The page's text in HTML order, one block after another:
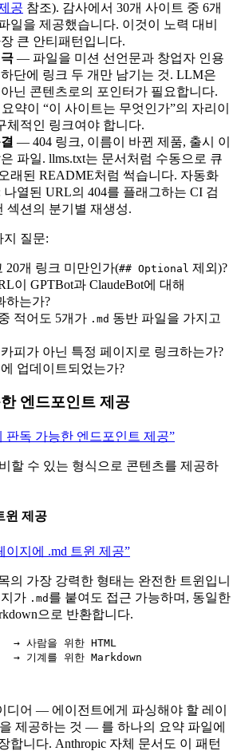
공 참조). 감사에서 30개 사이트 중 6개
일을 제공했습니다. 이것이 노력 대비
큰 안티패턴입니다.
— 파일을 미션 선언문과 창업자 인용
단에 링크 두 개만 남기는 것. LLM은
닌 콘텐츠로의 포인터가 필요합니다.
약이 “이 사이트는 무엇인가”의 자리이
체적인 링크여야 합니다.
— 404 링크, 이름이 바뀐 제품, 출시 이
파일. llms.txt는 문서처럼 수동으로 큐
래된 README처럼 썩습니다. 자동화
나열된 URL의 404를 플래그하는 CI 검
섹션의 분기별 재생성.
지 질문:
20개 링크 미만인가(## Optional 제외)?
이 GPTBot과 ClaudeBot에 대해
하는가?
적어도 5개가 .md 동반 파일을 가지고
피가 아닌 특정 페이지로 링크하는가?
업데이트되었는가?
엔드포인트 제공
판독 가능한 엔드포인트 제공”
할 수 있는 형식으로 콘텐츠를 제공하
윈 제공
이지에 .md 트윈 제공”
의 가장 강력한 형태는 완전한 트윈입니
가 .md 를 붙여도 접근 가능하며, 동일한
으로 반환합니다.
사람을 위한 HTML
→ 기계를 위한 Markdown
디어 — 에이전트에게 파싱해야 할 레이
제공하는 것 — 를 하나의 요약 파일에
합니다. Anthropic 자체 문서도 이 패턴